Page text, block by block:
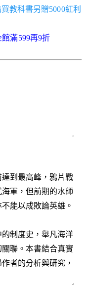
教科書另贈5000紅利
館滿599再9折